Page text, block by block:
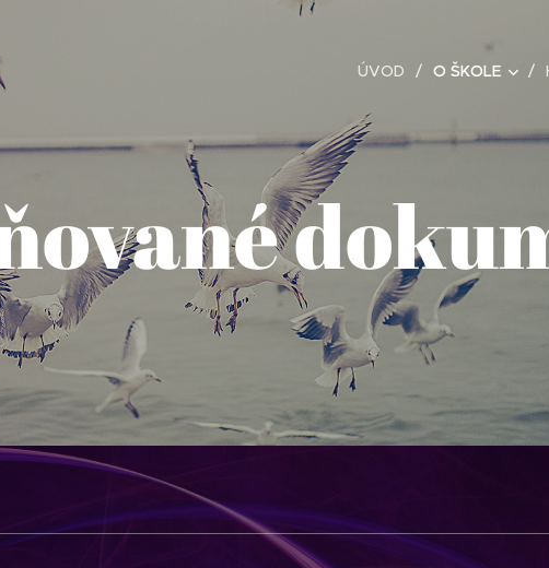
ÚVOD O ŠKOLE